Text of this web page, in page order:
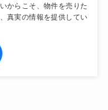
からこそ、物件を売りた
真実の情報を提供してい